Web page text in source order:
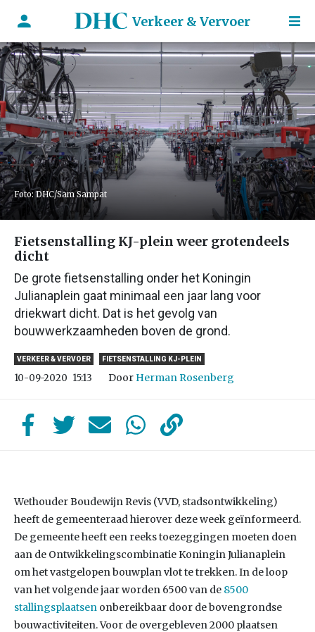
Verkeer & Vervoer
Foto: DHC/Sam Sampat
Fietsenstalling KJ-plein weer grotendeels
dicht
De grote fietsenstalling onder het Koningin
Julianaplein gaat minimaal een jaar lang voor
driekwart dicht. Dat is het gevolg van
bouwwerkzaamheden boven de grond.
VERKEER & VERVOER FIETSENSTALLING KJ-PLEIN
10-09-2020 15:13 Door Herman Rosenberg
Wethouder Boudewijn Revis (VVD, stadsontwikkeling)
heeft de gemeenteraad hierover deze week geïnformeerd.
De gemeente heeft een reeks toezeggingen moeten doen
aan de Ontwikkelingscombinatie Koningin Julianaplein
om het vastgelopen bouwplan vlot te trekken. In de loop
van het volgende jaar worden 6500 van de 8500
stallingsplaatsen onbereikbaar door de bovengrondse
bouwactiviteiten. Voor de overgebleven 2000 plaatsen